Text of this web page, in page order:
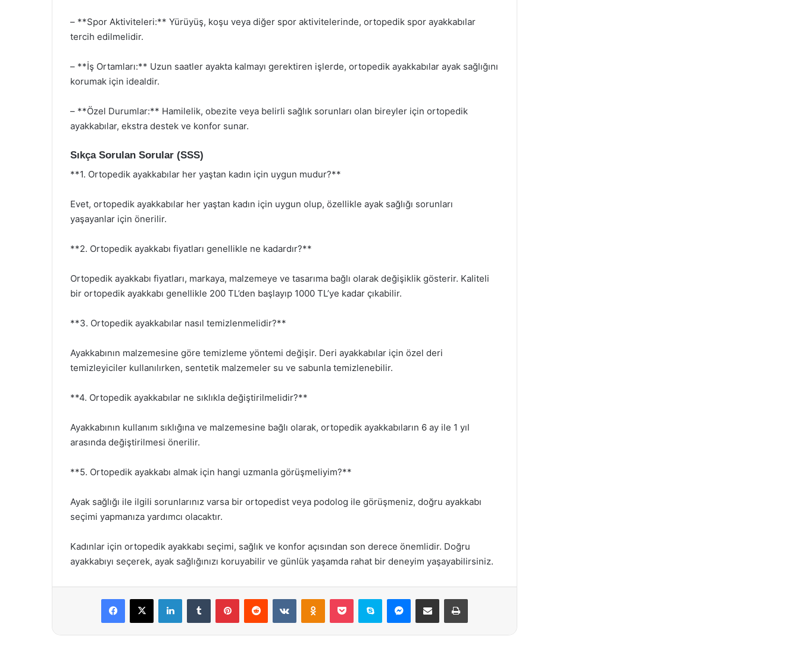
– **Spor Aktiviteleri:** Yürüyüş, koşu veya diğer spor aktivitelerinde, ortopedik spor ayakkabılar
tercih edilmelidir.
– **İş Ortamları:** Uzun saatler ayakta kalmayı gerektiren işlerde, ortopedik ayakkabılar ayak sağlığını
korumak için idealdir.
– **Özel Durumlar:** Hamilelik, obezite veya belirli sağlık sorunları olan bireyler için ortopedik
ayakkabılar, ekstra destek ve konfor sunar.
Sıkça Sorulan Sorular (SSS)
**1. Ortopedik ayakkabılar her yaştan kadın için uygun mudur?**
Evet, ortopedik ayakkabılar her yaştan kadın için uygun olup, özellikle ayak sağlığı sorunları
yaşayanlar için önerilir.
**2. Ortopedik ayakkabı fiyatları genellikle ne kadardır?**
Ortopedik ayakkabı fiyatları, markaya, malzemeye ve tasarıma bağlı olarak değişiklik gösterir. Kaliteli
bir ortopedik ayakkabı genellikle 200 TL’den başlayıp 1000 TL’ye kadar çıkabilir.
**3. Ortopedik ayakkabılar nasıl temizlenmelidir?**
Ayakkabının malzemesine göre temizleme yöntemi değişir. Deri ayakkabılar için özel deri
temizleyiciler kullanılırken, sentetik malzemeler su ve sabunla temizlenebilir.
**4. Ortopedik ayakkabılar ne sıklıkla değiştirilmelidir?**
Ayakkabının kullanım sıklığına ve malzemesine bağlı olarak, ortopedik ayakkabıların 6 ay ile 1 yıl
arasında değiştirilmesi önerilir.
**5. Ortopedik ayakkabı almak için hangi uzmanla görüşmeliyim?**
Ayak sağlığı ile ilgili sorunlarınız varsa bir ortopedist veya podolog ile görüşmeniz, doğru ayakkabı
seçimi yapmanıza yardımcı olacaktır.
Kadınlar için ortopedik ayakkabı seçimi, sağlık ve konfor açısından son derece önemlidir. Doğru
ayakkabıyı seçerek, ayak sağlığınızı koruyabilir ve günlük yaşamda rahat bir deneyim yaşayabilirsiniz.
Facebook
X LinkedInTumblr PinterestReddit VKontakteOdnoklassniki
Pocket Skype Messenger
E-Posta ile paylaş Yazdır